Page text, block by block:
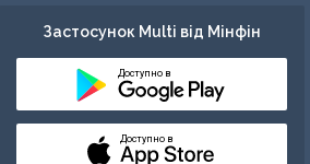
Застосунок Multi від Мінфін
Доступно в
Доступно в